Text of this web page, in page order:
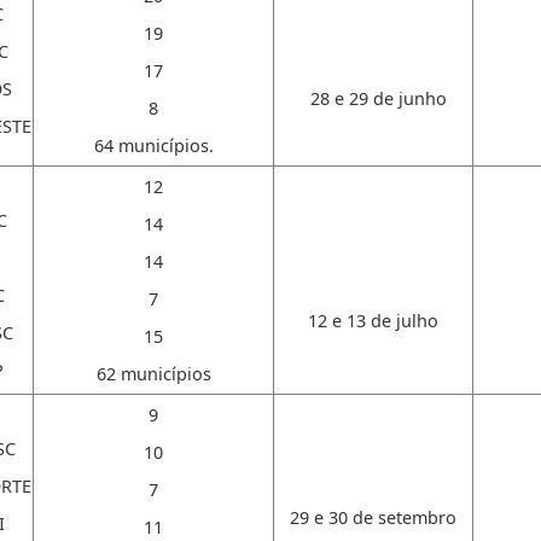
19
17
8
64 municípios.
28 e 29 de junho
12
14
14
7
15
62 municípios
12 e 13 de julho
9
10
7
11
29 e 30 de setembro